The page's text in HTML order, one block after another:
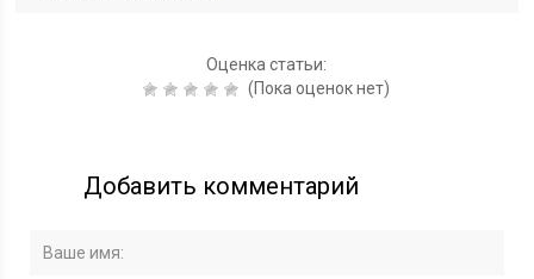
Оценка статьи:
(Пока оценок нет)
Добавить комментарий